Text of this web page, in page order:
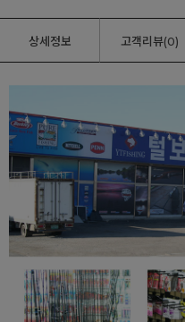
상세정보 고객리뷰(0)